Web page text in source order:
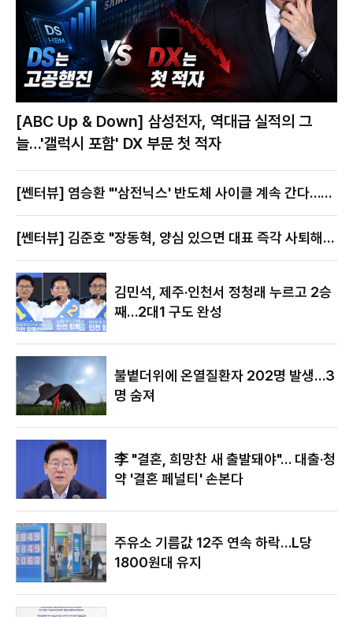
[ABC Up & Down] 삼성전자, 역대급 실적의 그
늘…'갤럭시 포함' DX 부문 첫 적자
[쎈터뷰] 염승환 "'삼전닉스' 반도체 사이클 계속 간다…지
금이 절호의 찬스"
[쎈터뷰] 김준호 "장동혁, 양심 있으면 대표 즉각 사퇴해
야"
김민석, 제주·인천서 정청래 누르고 2승
째…2대1 구도 완성
불볕더위에 온열질환자 202명 발생…3
명 숨져
李 "결혼, 희망찬 새 출발돼야"… 대출·청
약 '결혼 페널티' 손본다
주유소 기름값 12주 연속 하락…L당
1800원대 유지